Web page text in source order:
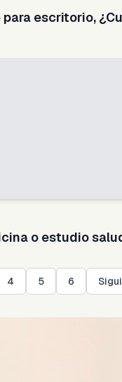
escritorio,
o estudio
4 5 6